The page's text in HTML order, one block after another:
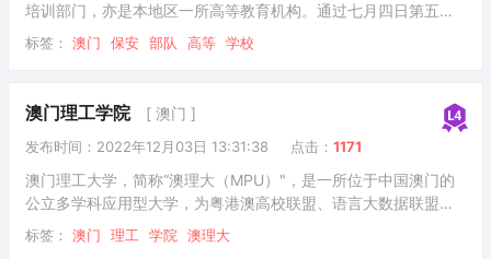
培训部门，亦是本地区一所高等教育机构。通过七月四日第五七/
八八/M号法令而成立的保安高校，其宗旨是为澳门保安部队培训
警官或消防官，以纳入各部队之编制；另外，保安高校亦负责保
标签： 澳门 保安 部队 高等 学校
澳门理工学院 [ 澳门 ]
发布时间：2022年12月03日 13:31:38 点击： 1171
澳门理工大学，简称“澳理大（MPU）"，是一所位于中国澳门的
公立多学科应用型大学，为粤港澳高校联盟、语言大数据联盟、
世界翻译教育联盟、大湾区葡语教育联盟成员。澳门理工大学前
身为成立于1981年的东亚大学理工学院；1991年改为澳门理工学
标签： 澳门 理工 学院 澳理大